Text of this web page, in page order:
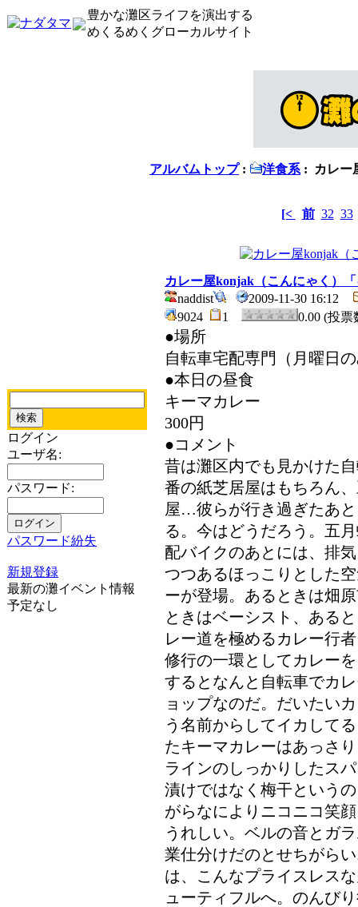
豊かな灘区ライフを演出する
めくるめくグローカルサイト
ログイン
ユーザ名:
パスワード:
パスワード紛失
新規登録
最新の灘イベント情報
予定なし
アルバムトップ: 洋食系 : カレー
[< 前 32 33
カレー屋konjak（こんにゃく）
naddist
2009-11-30 16:12
9024
1 0.00 (投票
●場所
自転車宅配専門（月曜日
●本日の昼食
キーマカレー
300円
●コメント
昔は灘区内でも見かけた
番の紙芝居屋はもちろん
屋…彼らが行き過ぎたあ
る。今はどうだろう。五
配バイクのあとには、排
つつあるほっこりとした
ーが登場。あるときは畑
ときはベーシスト、ある
レー道を極めるカレー行
修行の一環としてカレー
するとなんと自転車でカ
ョップなのだ。だいたい
う名前からしてイカして
たキーマカレーはあっさ
ラインのしっかりしたス
漬けではなく梅干という
がらなによりニコニコ笑
うれしい。ベルの音とガ
業仕分けだのとせちがら
は、こんなプライスレス
ューティフルへ。のんび